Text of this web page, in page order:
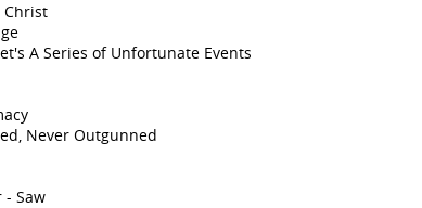
Christ
A Series of Unfortunate Events
Never Outgunned
- Saw